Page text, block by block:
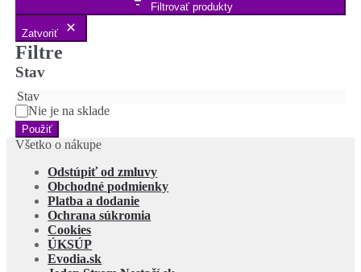
Filtrovať produkty
Zatvoriť
Filtre
Stav
Stav
Nie je na sklade
Použiť
Všetko o nákupe
Odstúpiť od zmluvy
Obchodné podmienky
Platba a dodanie
Ochrana súkromia
Cookies
ÚKSÚP
Evodia.sk